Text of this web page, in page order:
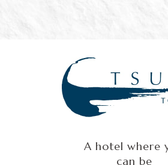
A hotel where
can be